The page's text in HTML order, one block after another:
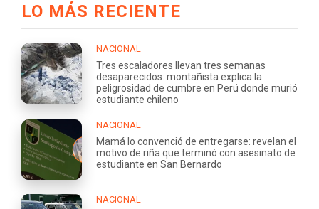
LO MÁS RECIENTE
NACIONAL
Tres escaladores llevan tres semanas
desaparecidos: montañista explica la
peligrosidad de cumbre en Perú donde murió
estudiante chileno
NACIONAL
Mamá lo convenció de entregarse: revelan el
motivo de riña que terminó con asesinato de
estudiante en San Bernardo
NACIONAL